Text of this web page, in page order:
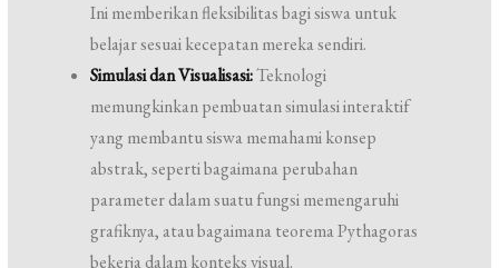
Ini memberikan fleksibilitas bagi siswa untuk
belajar sesuai kecepatan mereka sendiri.
Simulasi dan Visualisasi:Teknologi
memungkinkan pembuatan simulasi interaktif
yang membantu siswa memahami konsep
abstrak, seperti bagaimana perubahan
parameter dalam suatu fungsi memengaruhi
grafiknya, atau bagaimana teorema Pythagoras
bekerja dalam konteks visual.